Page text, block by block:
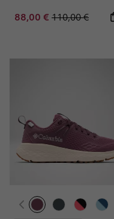
Sale price:
88,00 € Regular price:
110,00 €